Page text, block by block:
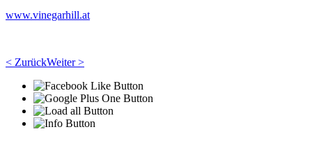
www.vinegarhill.at
< ZurückWeiter >